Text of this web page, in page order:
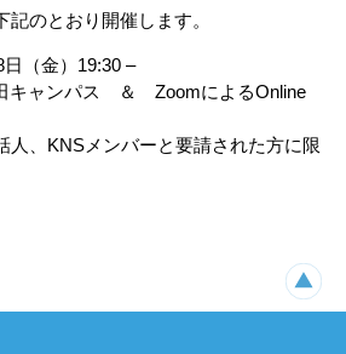
のとおり開催します。
（金）19:30 –
キャンパス ＆ ZoomによるOnline
、KNSメンバーと要請された方に限